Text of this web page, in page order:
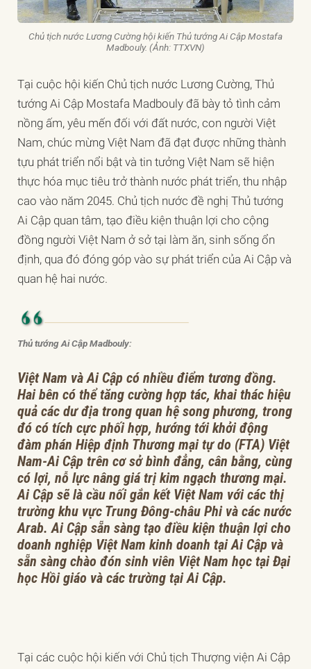
Chủ tịch nước Lương Cường hội kiến Thủ tướng Ai Cập Mostafa
Madbouly. (Ảnh: TTXVN)
Tại cuộc hội kiến Chủ tịch nước Lương Cường, Thủ
tướng Ai Cập Mostafa Madbouly đã bày tỏ tình cảm
nồng ấm, yêu mến đối với đất nước, con người Việt
Nam, chúc mừng Việt Nam đã đạt được những thành
tựu phát triển nổi bật và tin tưởng Việt Nam sẽ hiện
thực hóa mục tiêu trở thành nước phát triển, thu nhập
cao vào năm 2045. Chủ tịch nước đề nghị Thủ tướng
Ai Cập quan tâm, tạo điều kiện thuận lợi cho cộng
đồng người Việt Nam ở sở tại làm ăn, sinh sống ổn
định, qua đó đóng góp vào sự phát triển của Ai Cập và
quan hệ hai nước.
Thủ tướng Ai Cập Madbouly:
Việt Nam và Ai Cập có nhiều điểm tương đồng.
Hai bên có thể tăng cường hợp tác, khai thác hiệu
quả các dư địa trong quan hệ song phương, trong
đó có tích cực phối hợp, hướng tới khởi động
đàm phán Hiệp định Thương mại tự do (FTA) Việt
Nam-Ai Cập trên cơ sở bình đẳng, cân bằng, cùng
có lợi, nỗ lực nâng giá trị kim ngạch thương mại.
Ai Cập sẽ là cầu nối gắn kết Việt Nam với các thị
trường khu vực Trung Đông-châu Phi và các nước
Arab. Ai Cập sẵn sàng tạo điều kiện thuận lợi cho
doanh nghiệp Việt Nam kinh doanh tại Ai Cập và
sẵn sàng chào đón sinh viên Việt Nam học tại Đại
học Hồi giáo và các trường tại Ai Cập.
Tại các cuộc hội kiến với Chủ tịch Thượng viện Ai Cập